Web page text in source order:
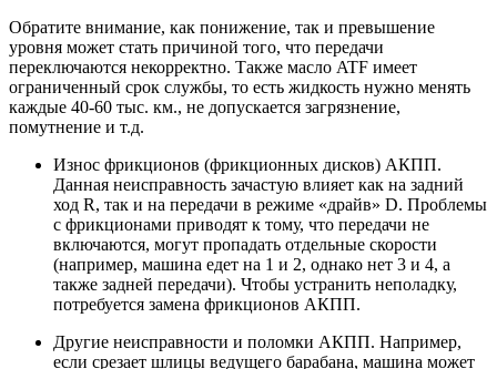
Обратите внимание, как понижение, так и превышение
уровня может стать причиной того, что передачи
переключаются некорректно. Также масло ATF имеет
ограниченный срок службы, то есть жидкость нужно менять
каждые 40-60 тыс. км., не допускается загрязнение,
помутнение и т.д.
Износ фрикционов (фрикционных дисков) АКПП.
Данная неисправность зачастую влияет как на задний
ход R, так и на передачи в режиме «драйв» D. Проблемы
с фрикционами приводят к тому, что передачи не
включаются, могут пропадать отдельные скорости
(например, машина едет на 1 и 2, однако нет 3 и 4, а
также задней передачи). Чтобы устранить неполадку,
потребуется замена фрикционов АКПП.
Другие неисправности и поломки АКПП. Например,
если срезает шлицы ведущего барабана, машина может